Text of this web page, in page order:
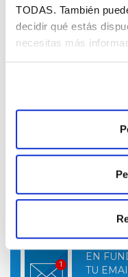
TODAS. También
decidir qué estás
necesitas más
EN
TU